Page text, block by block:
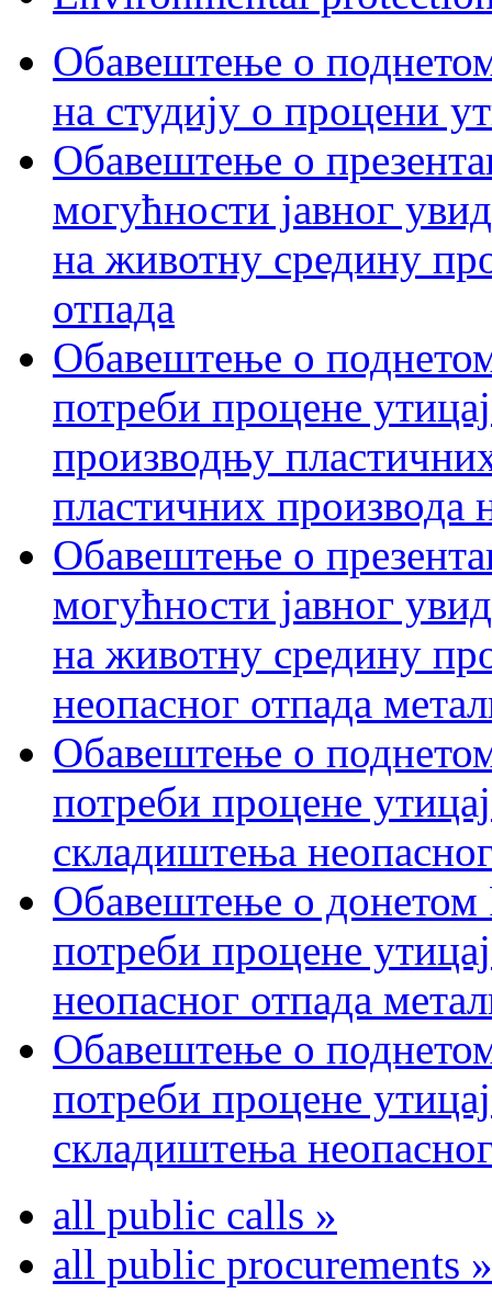
Обавештење о поднетом
на студију о процени
Обавештење о
могућности јавног
на животну средину
отпада
Обавештење о
потреби процене
производњу
пластичних производа
Обавештење о
могућности јавног
на животну средину
неопасног отпада
Обавештење о
потреби процене
складиштења
Обавештење о
потреби процене
неопасног отпада
Обавештење о
потреби процене
складиштења
all public calls »
all public procurements »